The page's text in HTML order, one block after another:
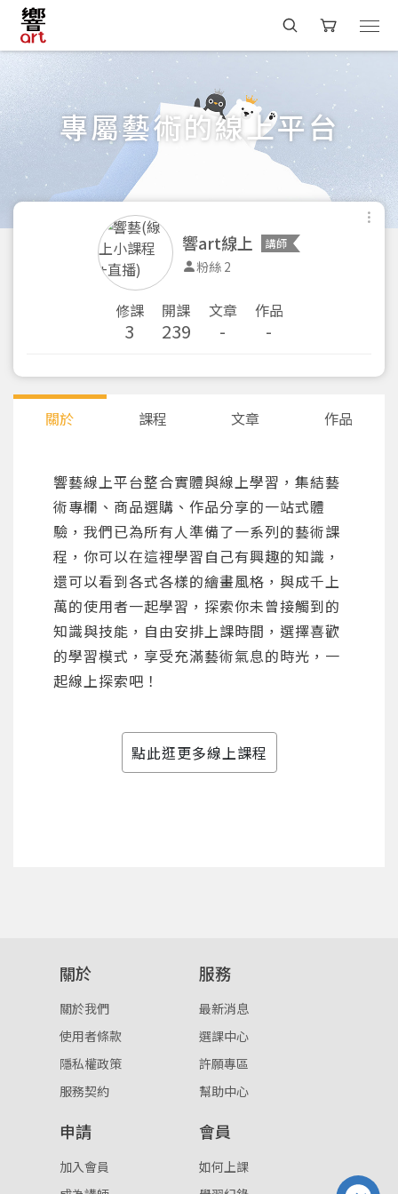
註冊
按下註冊即代表你同意我們的使用者條款
您將收到一封Email，請依照信件中的指示重新登
系統偵測到您的帳號重複登入，
專屬藝術的線上平台
響art線上 講師
粉絲 2
修課
3
開課
239
文章
-
作品
-
關於 課程 文章 作品
響藝線上平台整合實體與線上學習，集結藝
術專欄、商品選購、作品分享的一站式體
驗，我們已為所有人準備了一系列的藝術課
程，你可以在這裡學習自己有興趣的知識，
還可以看到各式各樣的繪畫風格，與成千上
萬的使用者一起學習，探索你未曾接觸到的
知識與技能，自由安排上課時間，選擇喜歡
的學習模式，享受充滿藝術氣息的時光，一
起線上探索吧！
點此逛更多線上課程
關於
關於我們
使用者條款
隱私權政策
服務契約
服務
最新消息
選課中心
許願專區
幫助中心
申請
加入會員
會員
如何上課